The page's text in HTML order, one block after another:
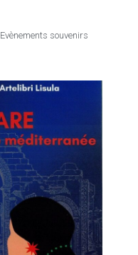
Evènements souvenirs